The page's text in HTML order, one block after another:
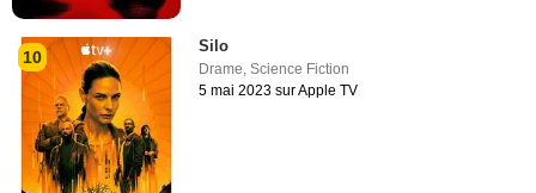
10
Silo
Drame ,Science Fiction
5 mai 2023 sur Apple TV